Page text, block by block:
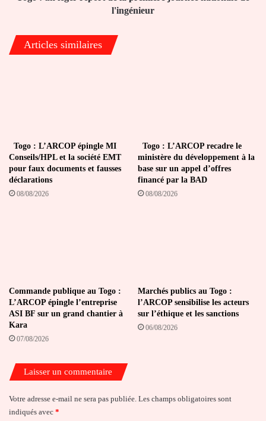
l'ingénieur
Articles similaires
Togo : L’ARCOP épingle MI
Conseils/HPL et la société EMT
pour faux documents et fausses
déclarations
08/08/2026
Togo : L’ARCOP recadre le
ministère du développement à la
base sur un appel d’offres
financé par la BAD
08/08/2026
Commande publique au Togo :
L’ARCOP épingle l’entreprise
ASI BF sur un grand chantier à
Kara
07/08/2026
Marchés publics au Togo :
l’ARCOP sensibilise les acteurs
sur l’éthique et les sanctions
06/08/2026
Laisser un commentaire
Votre adresse e-mail ne sera pas publiée. Les champs obligatoires sont
indiqués avec *